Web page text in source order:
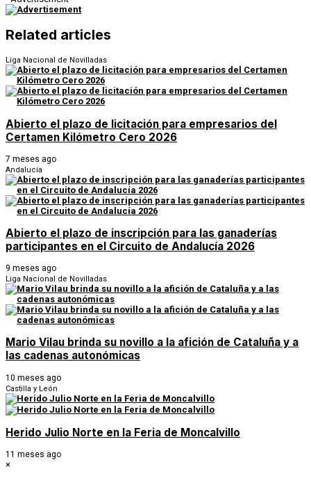
Related articles
Liga Nacional de Novilladas
Abierto el plazo de licitación para empresarios del
Certamen Kilómetro Cero 2026
7 meses ago
Andalucía
Abierto el plazo de inscripción para las ganaderías
participantes en el Circuito de Andalucía 2026
9 meses ago
Liga Nacional de Novilladas
Mario Vilau brinda su novillo a la afición de Cataluña y a
las cadenas autonómicas
10 meses ago
Castilla y León
Herido Julio Norte en la Feria de Moncalvillo
11 meses ago
×